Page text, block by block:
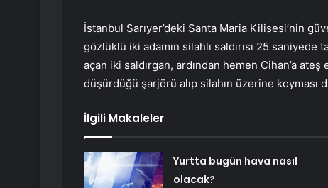
İstanbul Sarıyer’deki Santa Maria Kilisesi’nin
gözlüklü iki adamın silahlı saldırısı 25 saniyede
açan iki saldırgan, ardından hemen Cihan’a
düşürdüğü şarjörü alıp silahın üzerine koyması
İlgili Makaleler
Yurtta bugün hava nasıl
olacak?